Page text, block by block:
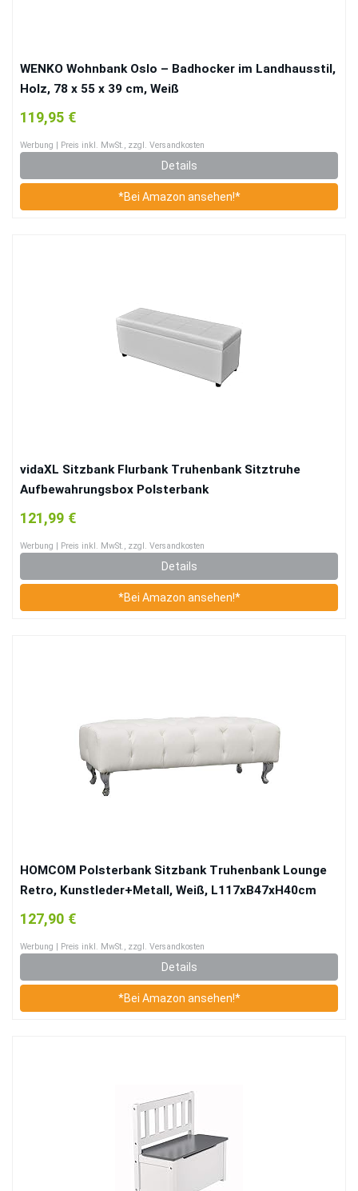
WENKO Wohnbank Oslo – Badhocker im Landhausstil,
Holz, 78 x 55 x 39 cm, Weiß
119,95 €
Werbung | Preis inkl. MwSt., zzgl. Versandkosten
Details
*Bei Amazon ansehen!*
vidaXL Sitzbank Flurbank Truhenbank Sitztruhe
Aufbewahrungsbox Polsterbank
121,99 €
Werbung | Preis inkl. MwSt., zzgl. Versandkosten
Details
*Bei Amazon ansehen!*
HOMCOM Polsterbank Sitzbank Truhenbank Lounge
Retro, Kunstleder+Metall, Weiß, L117xB47xH40cm
127,90 €
Werbung | Preis inkl. MwSt., zzgl. Versandkosten
Details
*Bei Amazon ansehen!*